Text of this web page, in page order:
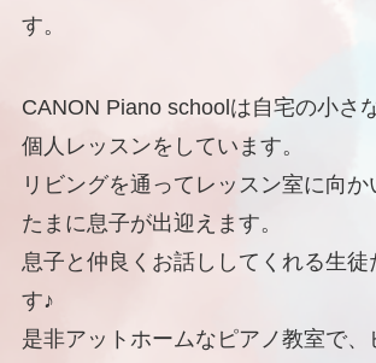
す。
CANON Piano schoolは自宅の小さ
個人レッスンをしています。
リビングを通ってレッスン室に向か
たまに息子が出迎えます。
息子と仲良くお話ししてくれる生徒
す♪
是非アットホームなピアノ教室で、